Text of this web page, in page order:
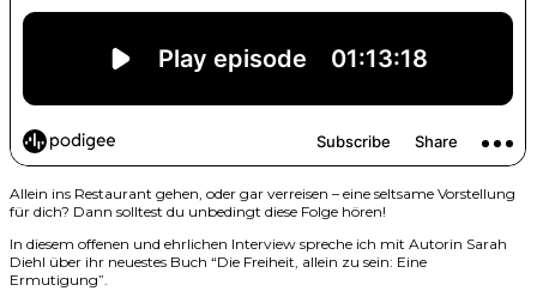
Allein ins Restaurant gehen, oder gar verreisen – eine seltsame Vorstellung
für dich? Dann solltest du unbedingt diese Folge hören!
In diesem offenen und ehrlichen Interview spreche ich mit Autorin Sarah
Diehl über ihr neuestes Buch “Die Freiheit, allein zu sein: Eine
Ermutigung”.